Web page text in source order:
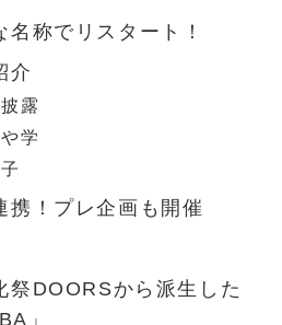
名称でリスタート！
介
露
学
携！プレ企画も開催
祭DOORSから派生した
」